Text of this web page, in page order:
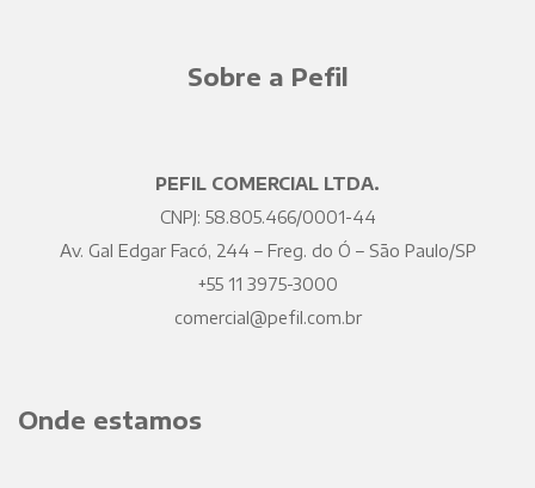
Sobre a Pefil
PEFIL COMERCIAL LTDA.
CNPJ: 58.805.466/0001-44
Av. Gal Edgar Facó, 244 – Freg. do Ó – São Paulo/SP
+55 11 3975-3000
comercial@pefil.com.br
Onde estamos